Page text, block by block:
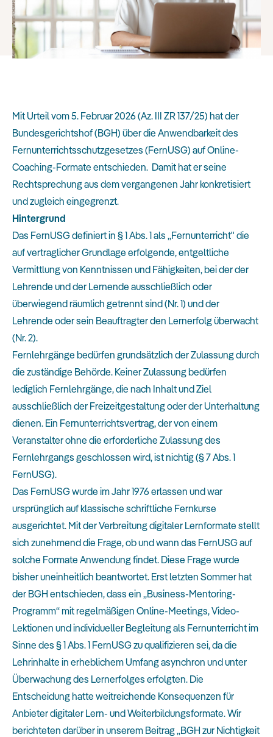
Mit Urteil vom 5. Februar 2026 (Az. III ZR 137/25) hat der
Bundesgerichtshof (BGH) über die Anwendbarkeit des
Fernunterrichtsschutzgesetzes (FernUSG) auf Online-
Coaching-Formate entschieden. Damit hat er seine
Rechtsprechung aus dem vergangenen Jahr konkretisiert
und zugleich eingegrenzt.
Hintergrund
Das FernUSG definiert in § 1 Abs. 1 als „Fernunterricht" die
auf vertraglicher Grundlage erfolgende, entgeltliche
Vermittlung von Kenntnissen und Fähigkeiten, bei der der
Lehrende und der Lernende ausschließlich oder
überwiegend räumlich getrennt sind (Nr. 1) und der
Lehrende oder sein Beauftragter den Lernerfolg überwacht
(Nr. 2).
Fernlehrgänge bedürfen grundsätzlich der Zulassung durch
die zuständige Behörde. Keiner Zulassung bedürfen
lediglich Fernlehrgänge, die nach Inhalt und Ziel
ausschließlich der Freizeitgestaltung oder der Unterhaltung
dienen. Ein Fernunterrichtsvertrag, der von einem
Veranstalter ohne die erforderliche Zulassung des
Fernlehrgangs geschlossen wird, ist nichtig (§ 7 Abs. 1
FernUSG).
Das FernUSG wurde im Jahr 1976 erlassen und war
ursprünglich auf klassische schriftliche Fernkurse
ausgerichtet. Mit der Verbreitung digitaler Lernformate stellt
sich zunehmend die Frage, ob und wann das FernUSG auf
solche Formate Anwendung findet. Diese Frage wurde
bisher uneinheitlich beantwortet. Erst letzten Sommer hat
der BGH entschieden, dass ein „Business-Mentoring-
Programm“ mit regelmäßigen Online-Meetings, Video-
Lektionen und individueller Begleitung als Fernunterricht im
Sinne des § 1 Abs. 1 FernUSG zu qualifizieren sei, da die
Lehrinhalte in erheblichem Umfang asynchron und unter
Überwachung des Lernerfolges erfolgten. Die
Entscheidung hatte weitreichende Konsequenzen für
Anbieter digitaler Lern- und Weiterbildungsformate. Wir
berichteten darüber in unserem Beitrag„BGH zur Nichtigkeit